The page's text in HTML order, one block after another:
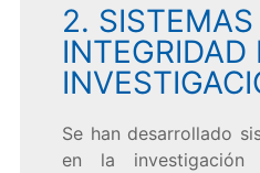
2. SISTEMAS
INTEGRIDAD
Se han desarrollado
en la